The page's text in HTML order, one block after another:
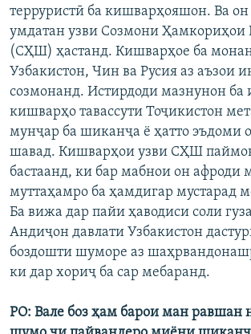
терруристӣ ба кишварҳояшон. Ва
умдатан узви Созмони
(СҲШ) ҳастанд. Кишварҳое ба
Узбакистон, Чин ва Русия аз аъзои
созмонанд. Истирдоди мазнунон ба
кишварҳо тавассути Тоҷикистон
мунҷар ба шиканҷа ё ҳатто эъдоми
шавад. Кишварҳои узви СҲШ
бастаанд, ки бар мабнои он афроди
муттаҳамро ба ҳамдигар мустарад
Ба вижа дар пайи ҳаводиси соли
Андиҷон давлати Узбакистон
боздошти шуморе аз
ки дар хориҷ ба сар мебаранд.
РО: Вале боз ҳам барои ман равшан